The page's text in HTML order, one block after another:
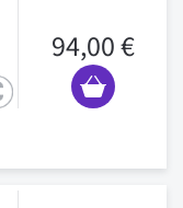
94,00 €